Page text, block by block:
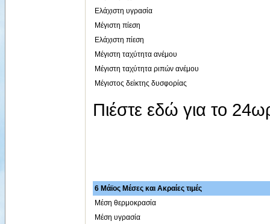
Ελάχιστη υγρασία
Μέγιστη πίεση
Ελάχιστη πίεση
Μέγιστη ταχύτητα ανέμου
Μέγιστη ταχύτητα ριπών ανέμου
Μέγιστος δείκτης δυσφορίας
Πιέστε εδώ για το
6 Μάϊος Μέσες και Ακραίες τιμές
Μέση θερμοκρασία
Μέση υγρασία